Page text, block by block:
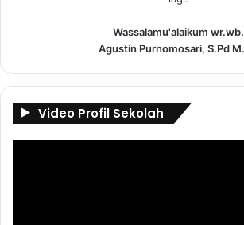
Wassalamu'alaikum wr.wb.
Agustin Purnomosari, S.Pd
Video Profil Sekolah